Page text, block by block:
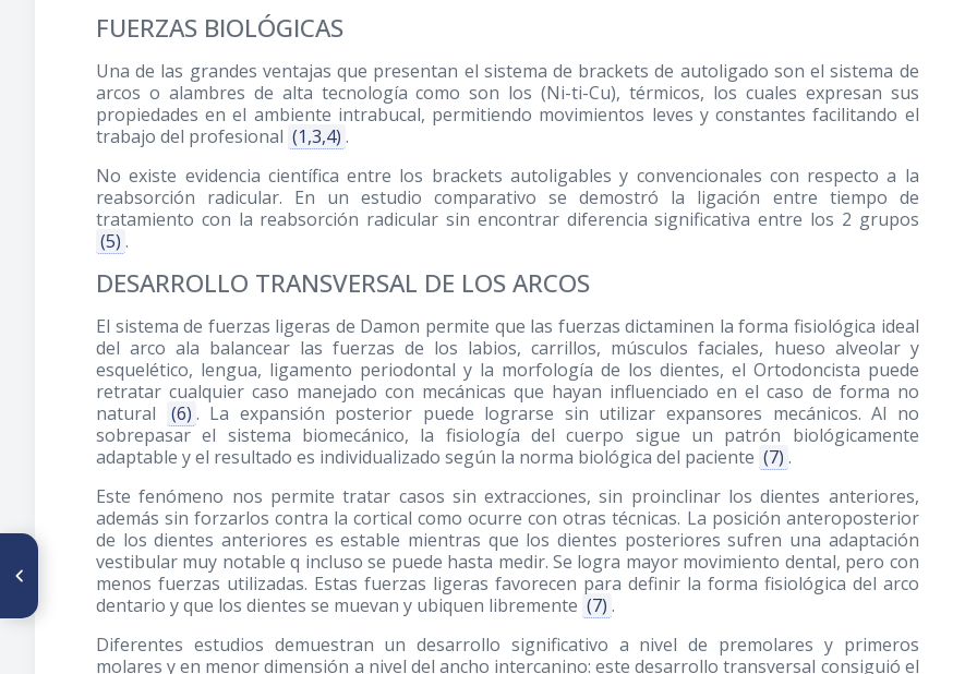
FUERZAS BIOLÓGICAS
Una de las grandes ventajas que presentan el sistema de brackets de autoligado son el sistema de
arcos o alambres de alta tecnología como son los (Ni-ti-Cu), térmicos, los cuales expresan sus
propiedades en el ambiente intrabucal, permitiendo movimientos leves y constantes facilitando el
trabajo del profesional (1,3,4) .
No existe evidencia científica entre los brackets autoligables y convencionales con respecto a la
reabsorción radicular. En un estudio comparativo se demostró la ligación entre tiempo de
tratamiento con la reabsorción radicular sin encontrar diferencia significativa entre los 2 grupos
(5) .
DESARROLLO TRANSVERSAL DE LOS ARCOS
El sistema de fuerzas ligeras de Damon permite que las fuerzas dictaminen la forma fisiológica ideal
del arco ala balancear las fuerzas de los labios, carrillos, músculos faciales, hueso alveolar y
esquelético, lengua, ligamento periodontal y la morfología de los dientes, el Ortodoncista puede
retratar cualquier caso manejado con mecánicas que hayan influenciado en el caso de forma no
natural
(6) . La expansión posterior puede lograrse sin utilizar expansores mecánicos. Al no
sobrepasar el sistema biomecánico, la fisiología del cuerpo sigue un patrón biológicamente
adaptable y el resultado es individualizado según la norma biológica del paciente (7) .
Este fenómeno nos permite tratar casos sin extracciones, sin proinclinar los dientes anteriores,
además sin forzarlos contra la cortical como ocurre con otras técnicas. La posición anteroposterior
de los dientes anteriores es estable mientras que los dientes posteriores sufren una adaptación
vestibular muy notable q incluso se puede hasta medir. Se logra mayor movimiento dental, pero con
menos fuerzas utilizadas. Estas fuerzas ligeras favorecen para definir la forma fisiológica del arco
dentario y que los dientes se muevan y ubiquen libremente (7) .
Diferentes estudios demuestran un desarrollo significativo a nivel de premolares y primeros
molares y en menor dimensión a nivel del ancho intercanino: este desarrollo transversal consiguió el
ARTÍCULO ANTERIOR
Corrección de maloclusión
esquelética clase II con
micrognatia mandibular